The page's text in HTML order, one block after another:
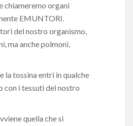
chiameremo organi
EMUNTORI.
del nostro organismo,
ma anche polmoni,
la tossina entri in qualche
con i tessuti del nostro
quella che si